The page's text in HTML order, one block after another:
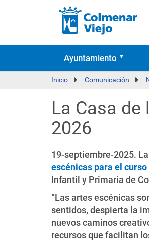
Ayuntamiento
Inicio Comunicación
La Casa
2026
19-septiembre-2025.
escénicas para el
Infantil y Primaria de
“Las artes escénicas
sentidos, despierta la
nuevos caminos
recursos que facilitan